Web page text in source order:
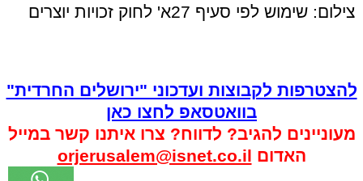
צילום: שימוש לפי סעיף 27א' לחוק זכויות יוצרים
להצטרפות לקבוצות ועדכוני "ירושלים החרדית"
בוואטסאפ לחצו כאן
מעוניינים להגיב? לדווח? צרו איתנו קשר במייל
האדום orjerusalem@isnet.co.il